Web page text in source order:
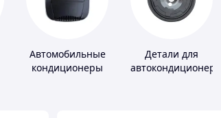
Автомобильные
кондиционеры
Детали для
автокондиционеров